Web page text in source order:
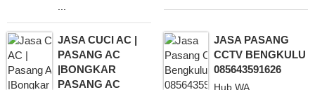
...
JASA CUCI AC |
PASANG AC
|BONGKAR
PASANG AC
JASA PASANG
CCTV BENGKULU
085643591626
Hub WA